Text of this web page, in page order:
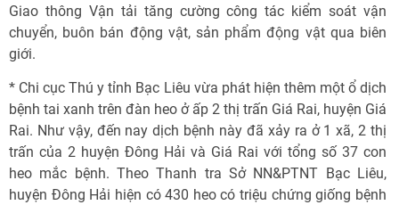
Giao thông Vận tải tăng cường công tác kiểm soát vận
chuyển, buôn bán động vật, sản phẩm động vật qua biên
giới.
* Chi cục Thú y tỉnh Bạc Liêu vừa phát hiện thêm một ổ dịch
bệnh tai xanh trên đàn heo ở ấp 2 thị trấn Giá Rai, huyện Giá
Rai. Như vậy, đến nay dịch bệnh này đã xảy ra ở 1 xã, 2 thị
trấn của 2 huyện Đông Hải và Giá Rai với tổng số 37 con
heo mắc bệnh. Theo Thanh tra Sở NN&PTNT Bạc Liêu,
huyện Đông Hải hiện có 430 heo có triệu chứng giống bệnh